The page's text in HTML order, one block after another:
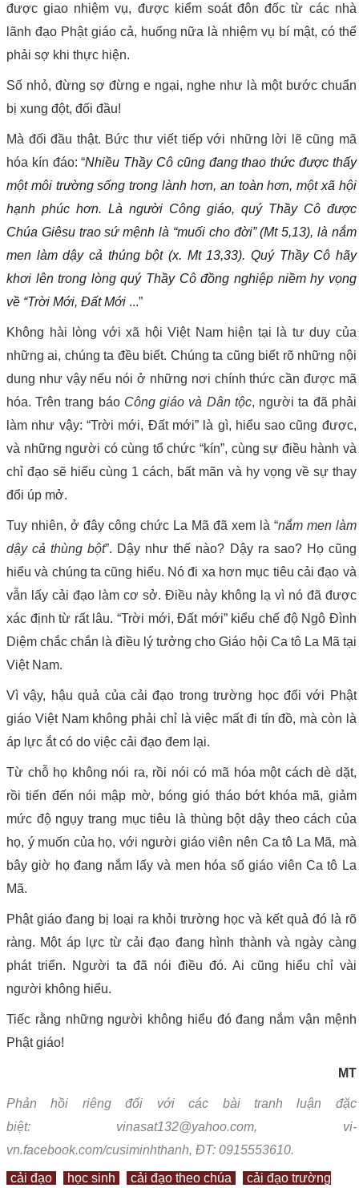
được giao nhiệm vụ, được kiểm soát đôn đốc từ các nhà
lãnh đạo Phật giáo cả, huống nữa là nhiệm vụ bí mật, có thể
phải sợ khi thực hiện.
Số nhỏ, đừng sợ đừng e ngại, nghe như là một bước chuẩn
bị xung đột, đối đầu!
Mà đối đầu thật. Bức thư viết tiếp với những lời lẽ cũng mã
hóa kín đáo: “Nhiều Thầy Cô cũng đang thao thức được thấy
một môi trường sống trong lành hơn, an toàn hơn, một xã hội
hạnh phúc hơn. Là người Công giáo, quý Thầy Cô được
Chúa Giêsu trao sứ mệnh là “muối cho đời” (Mt 5,13), là nắm
men làm dậy cả thúng bột (x. Mt 13,33). Quý Thầy Cô hãy
khơi lên trong lòng quý Thầy Cô đồng nghiệp niềm hy vọng
về “Trời Mới, Đất Mới ...”
Không hài lòng với xã hội Việt Nam hiện tại là tư duy của
những ai, chúng ta đều biết. Chúng ta cũng biết rõ những nội
dung như vậy nếu nói ở những nơi chính thức cần được mã
hóa. Trên trang báo Công giáo và Dân tộc, người ta đã phải
làm như vậy: “Trời mới, Đất mới” là gì, hiểu sao cũng được,
và những người có cùng tổ chức “kín”, cùng sự điều hành và
chỉ đạo sẽ hiểu cùng 1 cách, bất mãn và hy vọng về sự thay
đổi úp mở.
Tuy nhiên, ở đây công chức La Mã đã xem là “nắm men làm
dậy cả thùng bột”. Dậy như thế nào? Dậy ra sao? Họ cũng
hiểu và chúng ta cũng hiểu. Nó đi xa hơn mục tiêu cải đạo và
vẫn lấy cải đạo làm cơ sở. Điều này không lạ vì nó đã được
xác định từ rất lâu. “Trời mới, Đất mới” kiểu chế độ Ngô Đình
Diệm chắc chắn là điều lý tưởng cho Giáo hội Ca tô La Mã tại
Việt Nam.
Vì vậy, hậu quả của cải đạo trong trường học đối với Phật
giáo Việt Nam không phải chỉ là việc mất đi tín đồ, mà còn là
áp lực ắt có do việc cải đạo đem lại.
Từ chỗ họ không nói ra, rồi nói có mã hóa một cách dè dặt,
rồi tiến đến nói mập mờ, bóng gió tháo bớt khóa mã, giảm
mức độ ngụy trang mục tiêu là thùng bột dậy theo cách của
họ, ý muốn của họ, với người giáo viên nên Ca tô La Mã, mà
bây giờ họ đang nắm lấy và men hóa số giáo viên Ca tô La
Mã.
Phật giáo đang bị loại ra khỏi trường học và kết quả đó là rõ
ràng. Một áp lực từ cải đạo đang hình thành và ngày càng
phát triển. Người ta đã nói điều đó. Ai cũng hiểu chỉ vài
người không hiểu.
Tiếc rằng những người không hiểu đó đang nắm vận mệnh
Phật giáo!
MT
Phản hồi riêng đối với các bài tranh luận đặc
biệt: vinasat132@yahoo.com, vi-
vn.facebook.com/cusiminhthanh, ĐT: 0915553610.
cải đạo học sinh cải đạo theo chúa cải đạo trường